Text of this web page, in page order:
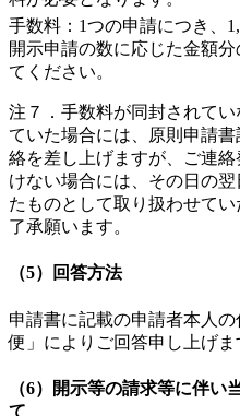
手数料：1つの申請につき、
開示申請の数に応じた金額
てください。
注７．手数料が同封されて
ていた場合には、原則申請
絡を差し上げますが、ご連
けない場合には、その日の
たものとして取り扱わせて
了承願います。
（5）回答方法
申請書に記載の申請者本人
便」によりご回答申し上げま
（6）開示等の請求等に伴
て